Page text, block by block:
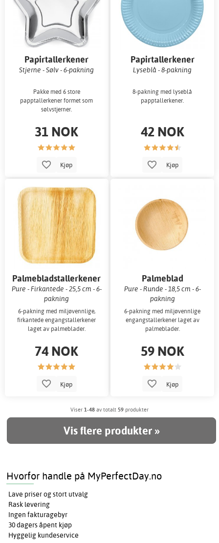
Papirtallerkener
Stjerne - Sølv - 6-pakning
Pakke med 6 store
papptallerkener formet som
sølvstjerner.
31 NOK
Kjøp
Papirtallerkener
Lyseblå - 8-pakning
8-pakning med lyseblå
papptallerkener.
42 NOK
Kjøp
Palmebladstallerkener
Pure - Firkantede - 25,5 cm - 6-
pakning
6-pakning med miljøvennlige,
firkantede engangstallerkener
laget av palmeblader.
74 NOK
Kjøp
Palmeblad
desserttallerkener
Pure - Runde - 18,5 cm - 6-
pakning
6-pakning med miljøvennlige
engangstallerkener laget av
palmeblader.
59 NOK
Kjøp
Viser 1-48 av totalt 59 produkter
Vis flere produkter »
Hvorfor handle på MyPerfectDay.no
Lave priser og stort utvalg
Rask levering
Ingen fakturagebyr
30 dagers åpent kjøp
Hyggelig kundeservice